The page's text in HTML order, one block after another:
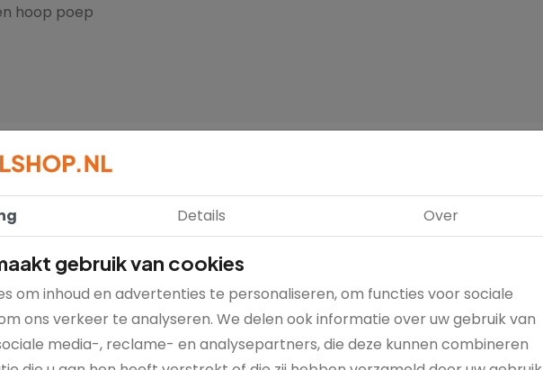
hoop poep
Details Over
gebruik van cookies
om inhoud en advertenties te personaliseren, om functies voor sociale
ons verkeer te analyseren. We delen ook informatie over uw gebruik van
media-, reclame- en analysepartners, die deze kunnen combineren